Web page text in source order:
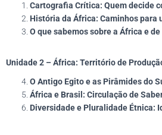
Cartografia Crítica: Quem decide
História da África: Caminhos para
O que sabemos sobre a África e
Unidade 2 – África: Território de
O Antigo Egito e as Pirâmides do
África e Brasil: Circulação de
Diversidade e Pluralidade Étnica: